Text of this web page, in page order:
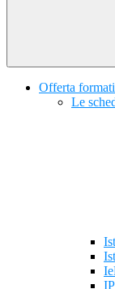
Offerta
Le